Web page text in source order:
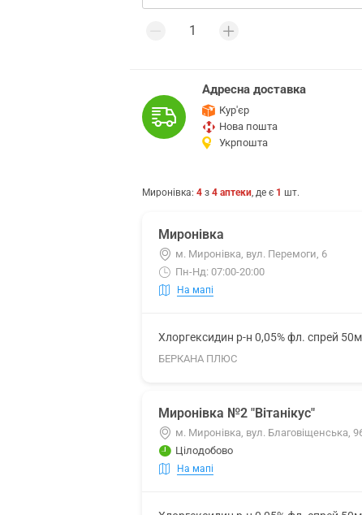
Адресна доставка
Кур'єр
Нова пошта
Укрпошта
Миронівка: 4 з 4 аптеки, де є 1 шт.
Миронівка
м. Миронівка, вул. Перемоги, 6
Пн-Нд: 07:00-20:00
На мапі
Хлоргексидин р-н 0,05% фл. спрей
БЕРКАНА ПЛЮС
Миронівка №2 "Вітанікус"
м. Миронівка, вул. Благовіщенська,
Цілодобово
На мапі